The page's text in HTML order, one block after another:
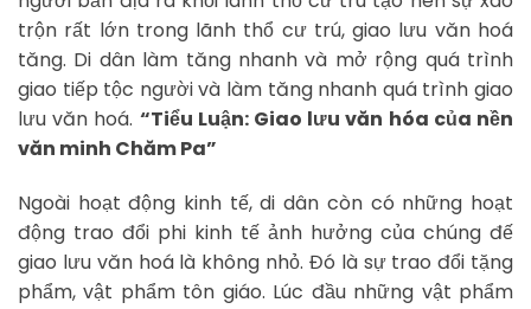
trộn rất lớn trong lãnh thổ cư trú, giao lưu văn hoá
tăng. Di dân làm tăng nhanh và mở rộng quá trình
giao tiếp tộc người và làm tăng nhanh quá trình giao
lưu văn hoá. “Tiểu Luận: Giao lưu văn hóa của nền
văn minh Chăm Pa”
Ngoài hoạt động kinh tế, di dân còn có những hoạt
động trao đổi phi kinh tế ảnh hưởng của chúng đế
giao lưu văn hoá là không nhỏ. Đó là sự trao đổi tặng
phẩm, vật phẩm tôn giáo. Lúc đầu những vật phẩm